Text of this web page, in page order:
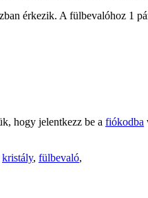
érkezik. A fülbevalóhoz 1
hogy jelentkezz be a fiókodba
kristály, fülbevaló,